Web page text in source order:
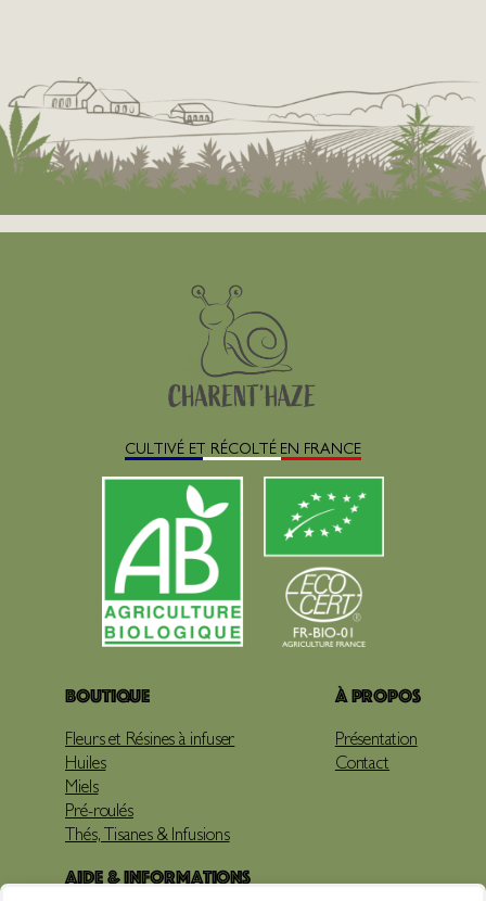
CULTIVÉ ET RÉCOLTÉ EN FRANCE
Boutique
Fleurs et Résines à infuser
Huiles
Miels
Pré-roulés
Thés, Tisanes & Infusions
À propos
Présentation
Contact
Aide & Informations